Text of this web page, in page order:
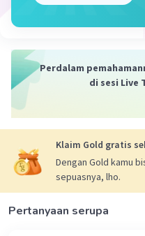
Perdalam
di sesi Live
Klaim Gold gratis
Dengan Gold kamu
sepuasnya, lho.
Pertanyaan serupa